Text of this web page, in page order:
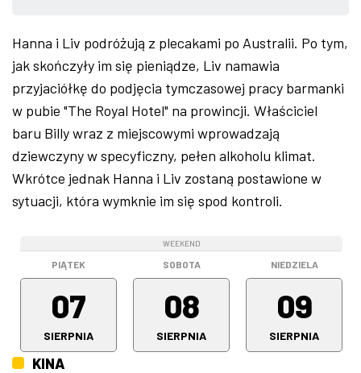
Hanna i Liv podróżują z plecakami po Australii. Po tym,
jak skończyły im się pieniądze, Liv namawia
przyjaciółkę do podjęcia tymczasowej pracy barmanki
w pubie "The Royal Hotel" na prowincji. Właściciel
baru Billy wraz z miejscowymi wprowadzają
dziewczyny w specyficzny, pełen alkoholu klimat.
Wkrótce jednak Hanna i Liv zostaną postawione w
sytuacji, która wymknie im się spod kontroli.
PIĄTEK
07
SIERPNIA
WEEKEND
SOBOTA
08
SIERPNIA
NIEDZIELA
09
SIERPNIA
KINA